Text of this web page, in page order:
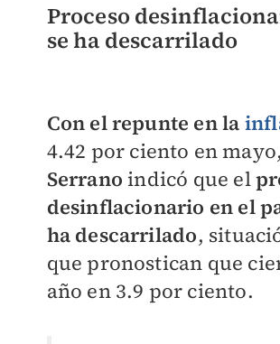
Proceso
se ha descarrilado
Con el repunte en la
4.42 por ciento en mayo,
Serrano indicó que el
desinflacionario en el
ha descarrilado,
que pronostican que
año en 3.9 por ciento.